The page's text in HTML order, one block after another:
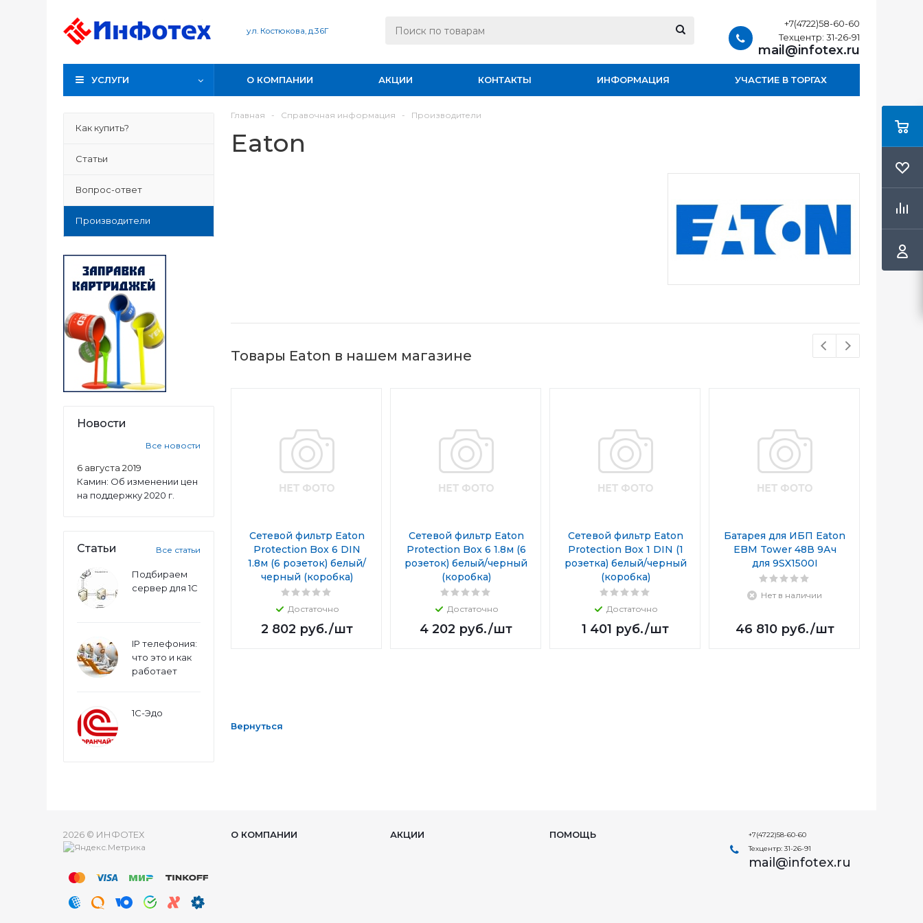
ул. Костюкова, д.36Г
+7(4722)58-60-60
Техцентр: 31-26-91
mail@infotex.ru
УСЛУГИ О КОМПАНИИ АКЦИИ КОНТАКТЫ ИНФОРМАЦИЯ УЧАСТИЕ В ТОРГАХ
Как купить?
Статьи
Вопрос-ответ
Производители
Новости
Все новости
6 августа 2019
Камин: Об изменении цен
на поддержку 2020 г.
Статьи Все статьи
Подбираем
сервер для 1С
IP телефония:
что это и как
работает
1С-Эдо
Главная - Справочная информация - Производители
Eaton
Товары Eaton в нашем магазине
Сетевой фильтр Eaton
Protection Box 6 DIN
1.8м (6 розеток) белый/
черный (коробка)
Достаточно
2 802 руб./шт
Сетевой фильтр Eaton
Protection Box 6 1.8м (6
розеток) белый/черный
(коробка)
Достаточно
4 202 руб./шт
Сетевой фильтр Eaton
Protection Box 1 DIN (1
розетка) белый/черный
(коробка)
Достаточно
1 401 руб./шт
Батарея для ИБП Eaton
EBM Tower 48В 9Ач
для 9SX1500I
Нет в наличии
46 810руб./шт
Вернуться
2026 © ИНФОТЕХ О КОМПАНИИ АКЦИИ ПОМОЩЬ
+7(4722)58-60-60
Техцентр: 31-26-91
mail@infotex.ru